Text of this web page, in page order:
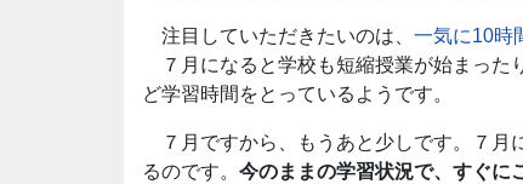
注目していただきたいのは、 一気に10時
７月になると学校も短縮授業が始まった
ど学習時間をとっているようです。
７月ですから、もうあと少しです。７月
るのです。 今のままの学習状況で、すぐに